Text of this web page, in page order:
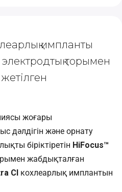
импланты
торымен
жоғары
дәлдігін және орнату
біріктіретін HiFocus™
жабдықталған
CI кохлеарлық имплантын